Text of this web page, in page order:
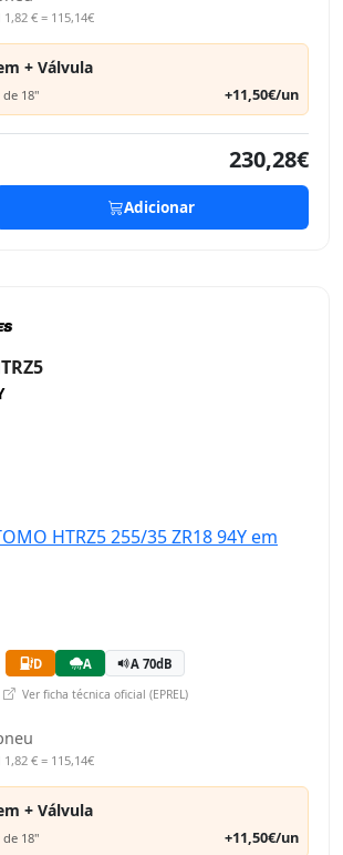
€ = 115,14€
+ Válvula
18" +11,50€/un
230,28€
Adicionar
D A A 70dB
Ver ficha técnica oficial (EPREL)
€ = 115,14€
+ Válvula
18" +11,50€/un